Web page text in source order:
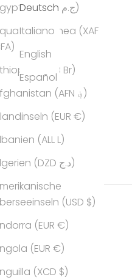
Ägypten (EGP ج.م)
(XAF
(ETB Br)
Afghanistan (AFN ؋)
(EUR €)
(ALL L)
Algerien (DZD د.ج)
(USD $)
(EUR €)
(EUR €)
(XCD $)
Deutsch
Italiano
English
Español